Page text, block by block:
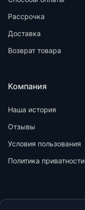
Рассрочка
Доставка
Возврат товара
Компания
Наша история
Отзывы
Условия пользования
Политика приватности